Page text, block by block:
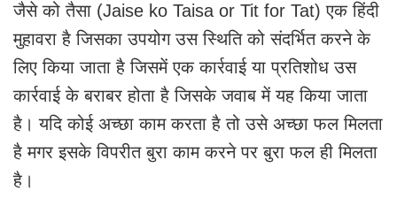
जैसे को तैसा (Jaise ko Taisa or Tit for Tat) एक हिंदी
मुहावरा है जिसका उपयोग उस स्थिति को संदर्भित करने के
लिए किया जाता है जिसमें एक कार्रवाई या प्रतिशोध उस
कार्रवाई के बराबर होता है जिसके जवाब में यह किया जाता
है। यदि कोई अच्छा काम करता है तो उसे अच्छा फल मिलता
है मगर इसके विपरीत बुरा काम करने पर बुरा फल ही मिलता
है।